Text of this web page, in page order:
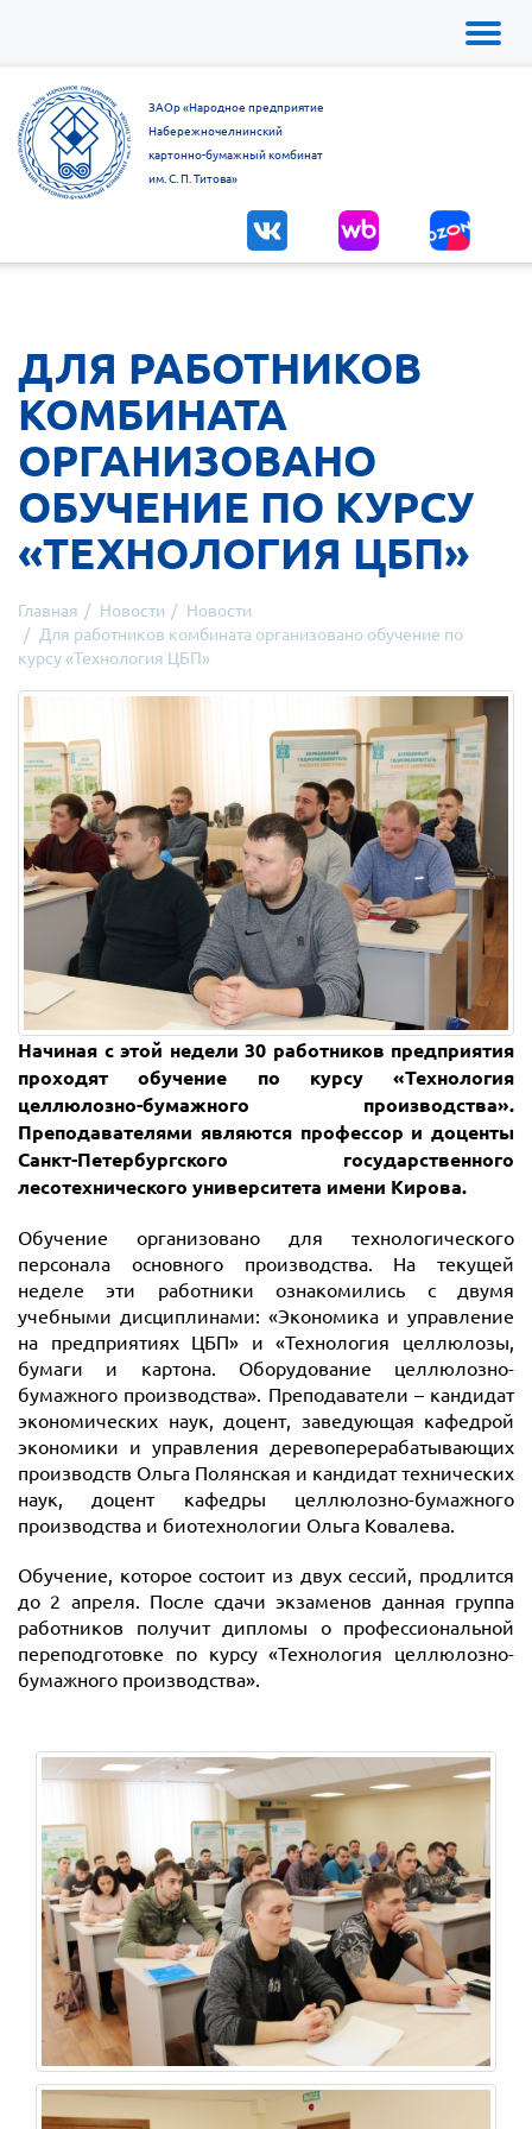
Toggle
ЗАОр «Народное предприятие
Набережночелнинский
картонно-бумажный комбинат
им. С. П. Титова»
ДЛЯ РАБОТНИКОВ
КОМБИНАТА
ОРГАНИЗОВАНО
ОБУЧЕНИЕ ПО КУРСУ
«ТЕХНОЛОГИЯ ЦБП»
Главная Новости
Новости
Для работников комбината организовано обучение по
курсу «Технология ЦБП»
Начиная с этой недели 30 работников предприятия
проходят обучение по курсу «Технология
целлюлозно-бумажного производства».
Преподавателями являются профессор и доценты
Санкт-Петербургского государственного
лесотехнического университета имени Кирова.
Обучение организовано для технологического
персонала основного производства. На текущей
неделе эти работники ознакомились с двумя
учебными дисциплинами: «Экономика и управление
на предприятиях ЦБП» и «Технология целлюлозы,
бумаги и картона. Оборудование целлюлозно-
бумажного производства». Преподаватели – кандидат
экономических наук, доцент, заведующая кафедрой
экономики и управления деревоперерабатывающих
производств Ольга Полянская и кандидат технических
наук, доцент кафедры целлюлозно-бумажного
производства и биотехнологии Ольга Ковалева.
Обучение, которое состоит из двух сессий, продлится
до 2 апреля. После сдачи экзаменов данная группа
работников получит дипломы о профессиональной
переподготовке по курсу «Технология целлюлозно-
бумажного производства».